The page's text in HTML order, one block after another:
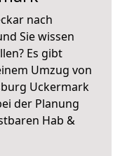
nach
Sie wissen
Es gibt
Umzug von
Uckermark
der Planung
Hab &